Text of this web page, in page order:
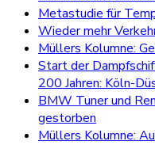
Metastudie für
Wieder mehr
Müllers Kolumne:
Start der
200 Jahren: Köln-
BMW Tuner und
gestorben
Müllers Kolumne: